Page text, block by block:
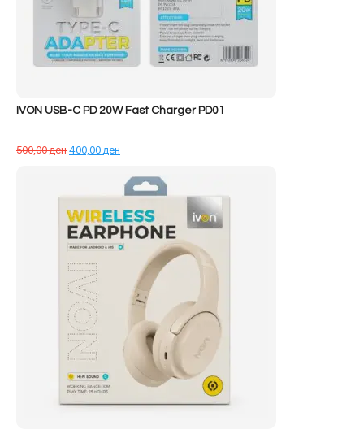
IVON USB-C PD 20W Fast Charger PD01
500,00денÇmimi
400,00ден
tanishëm
është:
400,00 ден.